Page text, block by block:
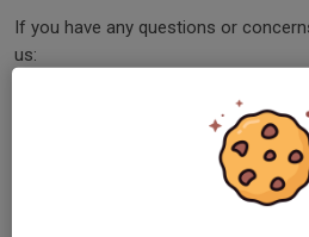
If you have any questions or
us:
Ingela Johansson 070-656 0778
Jacob Sernefell 070-978 2789
Lina Henriksson 072-352 8401